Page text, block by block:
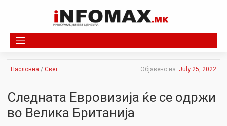
Насловна / Свет Објавено на: July 25, 2022
Следнатa Евровизија ќе се одржи
во Велика Британија